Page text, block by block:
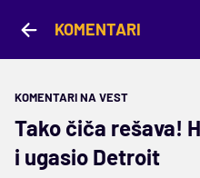
KOMENTARI
KOMENTARI NA VEST
Tako čiča rešava!
i ugasio Detroit